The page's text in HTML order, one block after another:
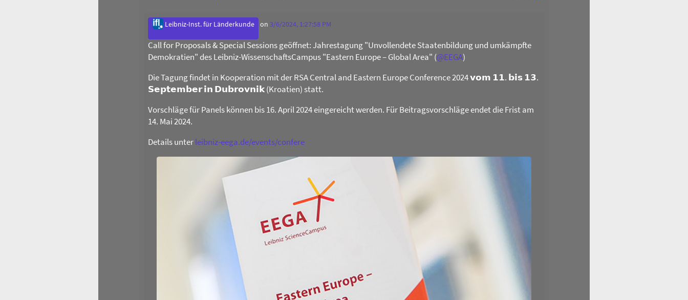
Leibniz-Inst. für Länderkunde on3/6/2024, 1:27:58 PM
Call for Proposals & Special Sessions geöffnet: Jahrestagung "Unvollendete Staatenbildung und umkämpfte
Demokratien" des Leibniz-WissenschaftsCampus "Eastern Europe – Global Area" (@EEGA)
Die Tagung findet in Kooperation mit der RSA Central and Eastern Europe Conference 2024 𝘃𝗼𝗺 𝟭𝟭. 𝗯𝗶𝘀 𝟭𝟯.
𝗦𝗲𝗽𝘁𝗲𝗺𝗯𝗲𝗿 𝗶𝗻 𝗗𝘂𝗯𝗿𝗼𝘃𝗻𝗶𝗸 (Kroatien) statt.
Vorschläge für Panels können bis 16. April 2024 eingereicht werden. Für Beitragsvorschläge endet die Frist am
14. Mai 2024.
Details unterleibniz-eega.de/events/confere